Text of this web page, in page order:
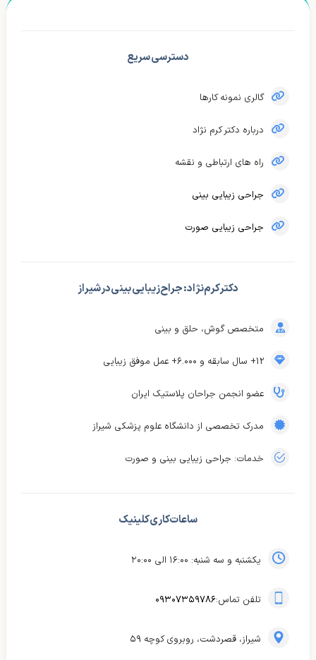
دسترسی سریع
گالری نمونه کارها
درباره دکتر کرم نژاد
راه های ارتباطی و نقشه
جراحی زیبایی بینی
جراحی زیبایی صورت
دکتر کرم‌نژاد : جراح زیبایی بینی در شیراز
متخصص گوش، حلق و بینی
12+ سال سابقه و ۶.۰۰۰+ عمل موفق زیبایی
عضو انجمن جراحان پلاستیک ایران
مدرک تخصصی از دانشگاه علوم پزشکی شیراز
خدمات: جراحی زیبایی بینی و صورت
ساعات کاری کلینیک
یکشنبه و سه شنبه: ۱۶:۰۰ الی ۲۰:۰۰
تلفن تماس:۰۹۳۰۷۳۵۹۷۸۶
شیراز، قصردشت، روبروی کوچه ۵۹